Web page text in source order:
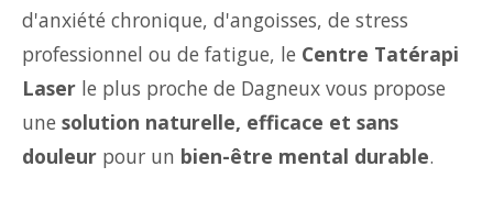
d'anxiété chronique, d'angoisses, de stress
professionnel ou de fatigue, le Centre Tatérapi
Laser le plus proche de Dagneux vous propose
une solution naturelle, efficace et sans
douleur pour un bien-être mental durable.